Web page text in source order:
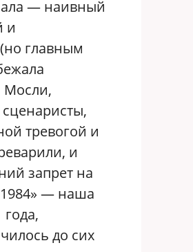
— наивный
и
главным
Мосли,
тревогой и
и
запрет на
— наша
до сих